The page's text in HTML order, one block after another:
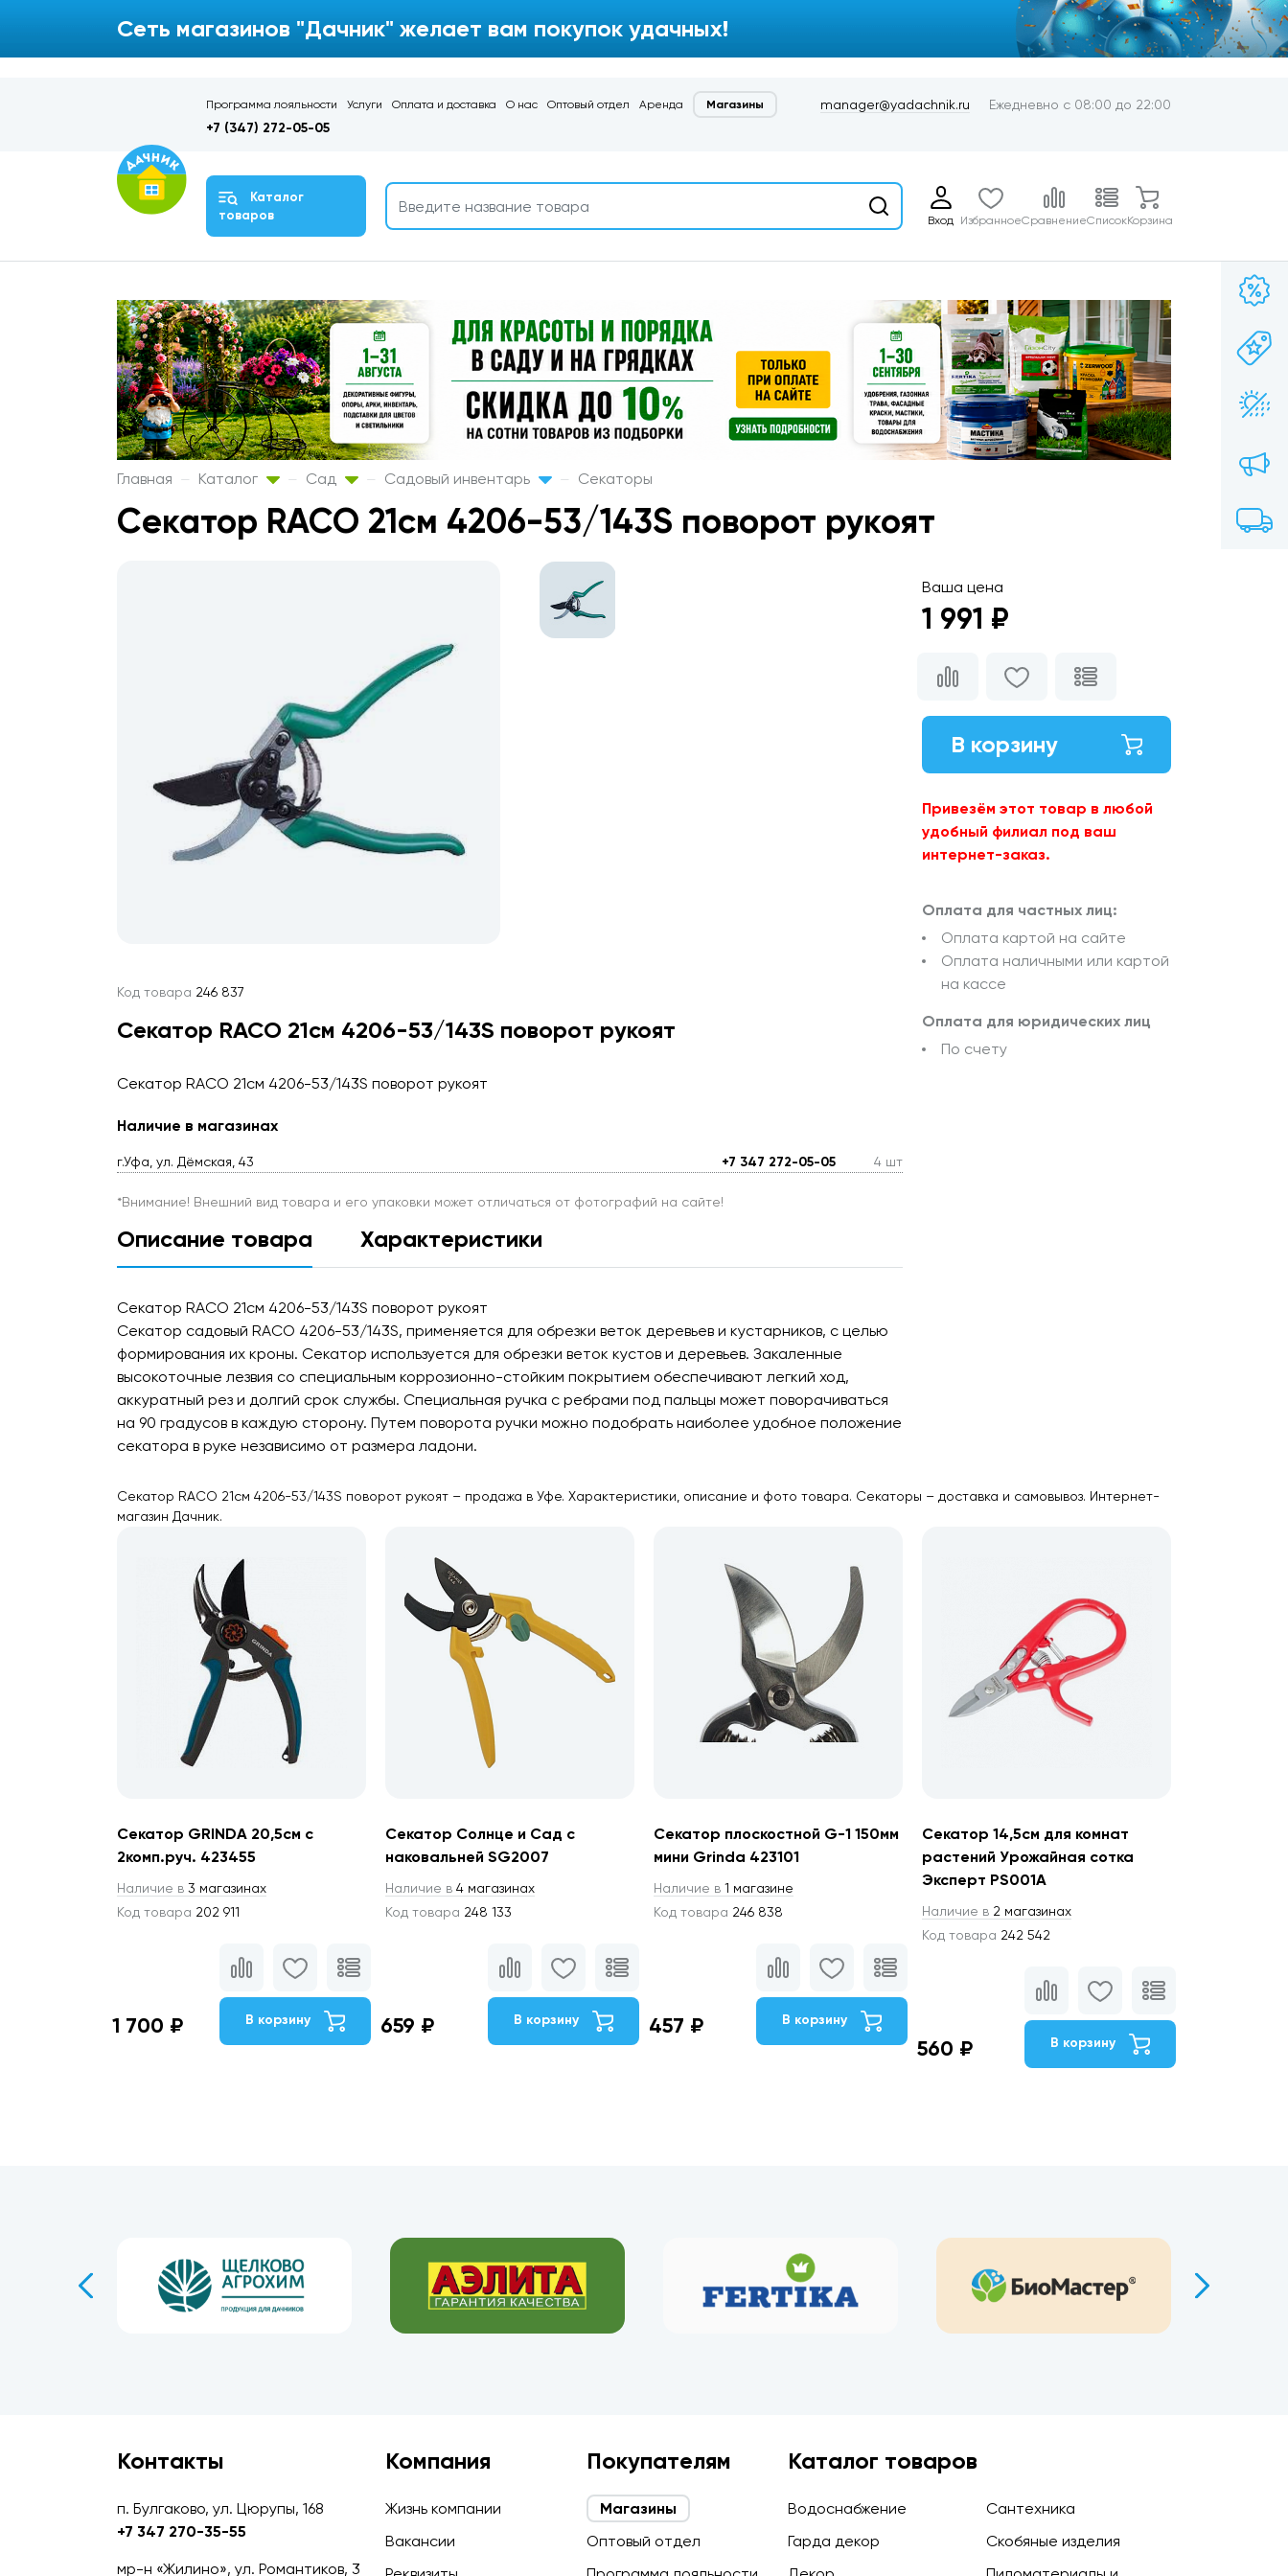
Сеть магазинов "Дачник" желает вам покупок удачных!
Программа лояльности Услуги Оплата и доставка О нас Оптовый отдел Аренда Магазины manager@yadachnik.ru Ежедневно с 08:00 до 22:00
+7 (347) 272-05-05
Каталог
товаров
Вход ИзбранноеСравнениеСписокКорзина
Главная Каталог Сад Садовый инвентарь Секаторы
Секатор RACO 21см 4206-53/143S поворот рукоят
Код товара 246 837
Секатор RACO 21см 4206-53/143S поворот рукоят
Секатор RACO 21см 4206-53/143S поворот рукоят
Наличие в магазинах
г.Уфа, ул. Дёмская, 43 +7 347 272-05-05 4 шт
*Внимание! Внешний вид товара и его упаковки может отличаться от фотографий на сайте!
Описание товара Характеристики
Секатор RACO 21см 4206-53/143S поворот рукоят
Секатор садовый RACO 4206-53/143S, применяется для обрезки веток деревьев и кустарников, с целью
формирования их кроны. Секатор используется для обрезки веток кустов и деревьев. Закаленные
высокоточные лезвия со специальным коррозионно-стойким покрытием обеспечивают легкий ход,
аккуратный рез и долгий срок службы. Специальная ручка с ребрами под пальцы может поворачиваться
на 90 градусов в каждую сторону. Путем поворота ручки можно подобрать наиболее удобное положение
секатора в руке независимо от размера ладони.
Ваша цена
1 991 ₽
В корзину
Привезём этот товар в любой
удобный филиал под ваш
интернет-заказ.
Оплата для частных лиц:
Оплата картой на сайте
Оплата наличными или картой
на кассе
Оплата для юридических лиц
По счету
Секатор RACO 21см 4206-53/143S поворот рукоят – продажа в Уфе. Характеристики, описание и фото товара. Секаторы – доставка и самовывоз. Интернет-
магазин Дачник.
Секатор GRINDA 20,5см с
2комп.руч. 423455
Наличие в 3 магазинах
Код товара 202 911
1 700 ₽ В корзину
Секатор Солнце и Сад с
наковальней SG2007
Наличие в 4 магазинах
Код товара 248 133
659 ₽ В корзину
Секатор плоскостной G-1 150мм
мини Grinda 423101
Наличие в 1 магазине
Код товара 246 838
457 ₽ В корзину
Секатор 14,5см для комнат
растений Урожайная сотка
Эксперт PS001A
Наличие в 2 магазинах
Код товара 242 542
560 ₽ В корзину
Контакты
п. Булгаково, ул. Цюрупы, 168
+7 347 270-35-55
мр-н «Жилино», ул. Романтиков, 3
Компания
Жизнь компании
Вакансии
Покупателям
Магазины
Оптовый отдел
Каталог товаров
Водоснабжение
Гарда декор
Сантехника
Скобяные изделия